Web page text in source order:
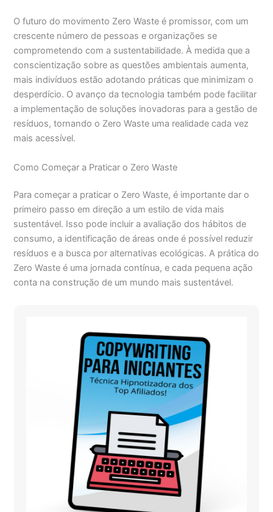
O futuro do movimento Zero Waste é promissor, com um
crescente número de pessoas e organizações se
comprometendo com a sustentabilidade. À medida que a
conscientização sobre as questões ambientais aumenta,
mais indivíduos estão adotando práticas que minimizam o
desperdício. O avanço da tecnologia também pode facilitar
a implementação de soluções inovadoras para a gestão de
resíduos, tornando o Zero Waste uma realidade cada vez
mais acessível.
Como Começar a Praticar o Zero Waste
Para começar a praticar o Zero Waste, é importante dar o
primeiro passo em direção a um estilo de vida mais
sustentável. Isso pode incluir a avaliação dos hábitos de
consumo, a identificação de áreas onde é possível reduzir
resíduos e a busca por alternativas ecológicas. A prática do
Zero Waste é uma jornada contínua, e cada pequena ação
conta na construção de um mundo mais sustentável.